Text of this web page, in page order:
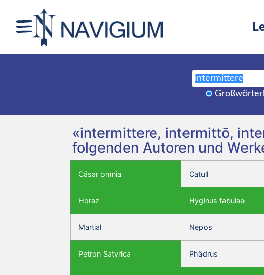
«intermittere, intermittō,
folgenden Autoren und
Cäsar omnia Catull
Horaz Hyginus fabulae
Martial Nepos
Petron Satyrica Phädrus